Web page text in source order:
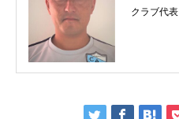
クラブ代表